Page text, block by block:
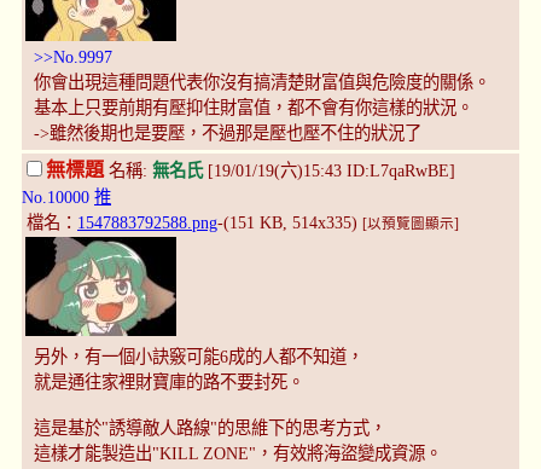
>>No.9997
你會出現這種問題代表你沒有搞清楚財富值與危險度的關係。
基本上只要前期有壓抑住財富值，都不會有你這樣的狀況。
->雖然後期也是要壓，不過那是壓也壓不住的狀況了
無標題 名稱: 無名氏[19/01/19(六)15:43 ID:L7qaRwBE]
No.10000 推
檔名： 1547883792588.png-(151 KB, 514x335) [以預覽圖顯示]
另外，有一個小訣竅可能6成的人都不知道，
就是通往家裡財寶庫的路不要封死。
這是基於"誘導敵人路線"的思維下的思考方式，
這樣才能製造出"KILL ZONE"，有效將海盜變成資源。